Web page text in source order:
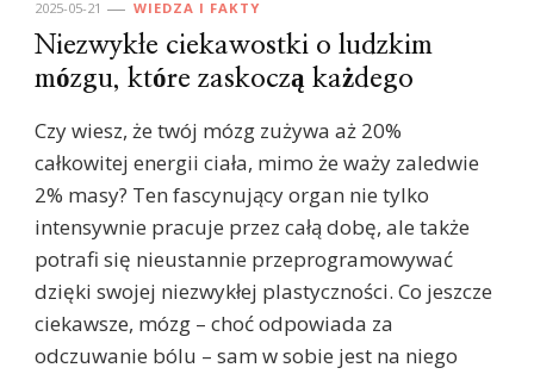
2025-05-21 WIEDZA I FAKTY
Niezwykłe ciekawostki o ludzkim
mózgu, które zaskoczą każdego
Czy wiesz, że twój mózg zużywa aż 20%
całkowitej energii ciała, mimo że waży zaledwie
2% masy? Ten fascynujący organ nie tylko
intensywnie pracuje przez całą dobę, ale także
potrafi się nieustannie przeprogramowywać
dzięki swojej niezwykłej plastyczności. Co jeszcze
ciekawsze, mózg – choć odpowiada za
odczuwanie bólu – sam w sobie jest na niego